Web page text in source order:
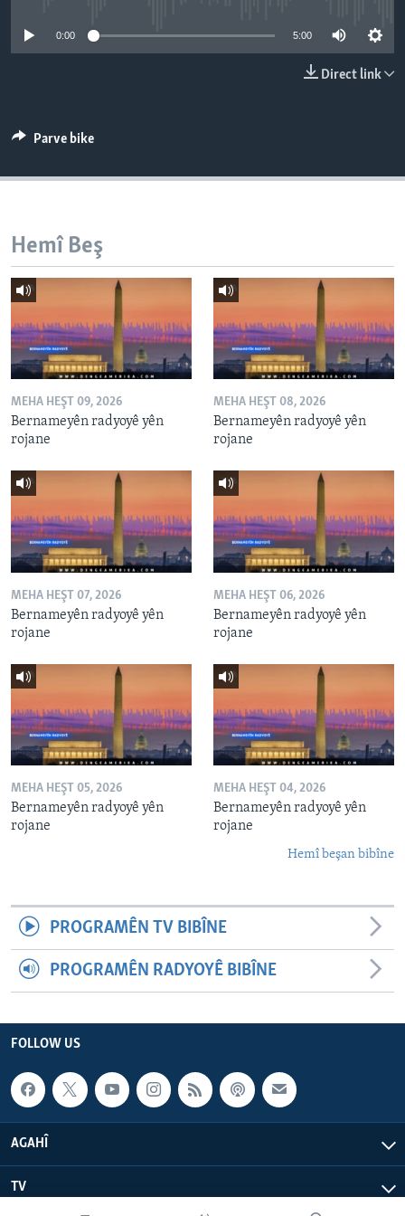
SERNIVÎS
Learning English
FOLLOW US
Zimanên Din
0:00 5:00
Direct link
Parve bike
Hemî Beş
MEHA HEŞT 09, 2026
Bernameyên radyoyê yên
rojane
MEHA HEŞT 08, 2026
Bernameyên radyoyê yên
rojane
MEHA HEŞT 07, 2026
Bernameyên radyoyê yên
rojane
MEHA HEŞT 06, 2026
Bernameyên radyoyê yên
rojane
MEHA HEŞT 05, 2026
Bernameyên radyoyê yên
rojane
MEHA HEŞT 04, 2026
Bernameyên radyoyê yên
rojane
Hemî beşan bibîne
PROGRAMÊN TV BIBÎNE
PROGRAMÊN RADYOYÊ BIBÎNE
FOLLOW US
AGAHÎ
TV